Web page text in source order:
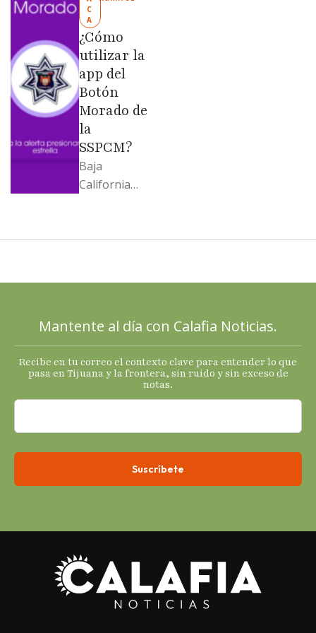
Evangelina
Moreno no
soportó; Los
…
C
A
¿Cómo
utilizar la
app del
Botón
Morado de
la
SSPCM?
Baja
California
2025 con
termómetro
s
económicos.
Mantente al día con Calafia Noticias.
Recibe en tu correo el contexto clave para entender lo que
pasa en Tijuana y la frontera, sin ruido y sin exceso de
notas.